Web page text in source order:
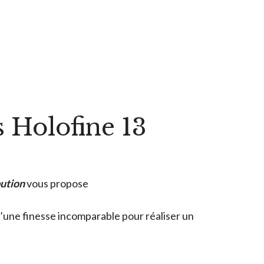
Holofine 13
vous propose
finesse incomparable pour réaliser un